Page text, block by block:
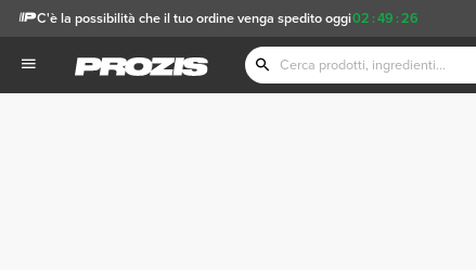
02 :49 :26
C'è la possibilità che il tuo ordine venga spedito oggi